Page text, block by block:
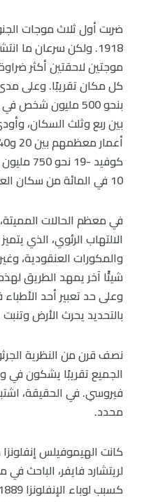
ضربت أول ثلاث موجات
1918. ولكن سرعان ما
موجتين لاحقتين أكثر
كل مكان تقريبًا. وعلى
بنحو 500 مليون
كوفيد -
10 في المائة من سكان العالم الحاليين).
في معظم الحالات
الالتهاب الرئوي، الذي
والمكورات العنقودية،
شيئًا آخر يمهد الطريق
وعلى حد تعبير أحد
بالتحديد يحرث الأرض وتنبت
نصف قرن من النظرية
الجميع تقريبًا يشكون
فيروسي. في الحقيقة،
محدد.
كانت الهيموفيلس
لريتشارد فايفر، الباحث